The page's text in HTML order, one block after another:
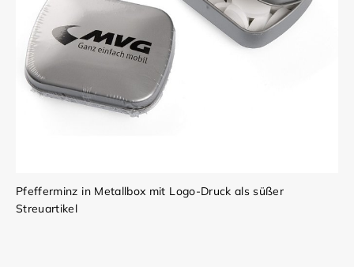
Pfefferminz in Metallbox mit Logo-Druck als süßer
Streuartikel